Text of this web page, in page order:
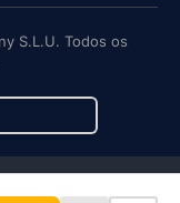
S.L.U. Todos os